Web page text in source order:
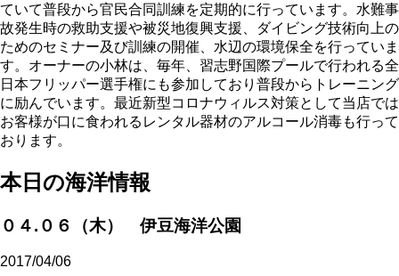
ていて普段から官民合同訓練を定期的に行っています。水難事
故発生時の救助支援や被災地復興支援、ダイビング技術向上の
ためのセミナー及び訓練の開催、水辺の環境保全を行っていま
す。オーナーの小林は、毎年、習志野国際プールで行われる全
日本フリッパー選手権にも参加しており普段からトレーニング
に励んでいます。最近新型コロナウィルス対策として当店では
お客様が口に食われるレンタル器材のアルコール消毒も行って
おります。
本日の海洋情報
０４.０６（木） 伊豆海洋公園
2017/04/06